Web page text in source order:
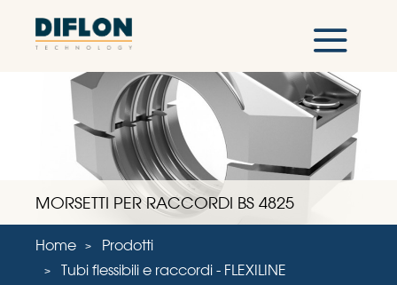
MORSETTI PER RACCORDI BS 4825
Home
Prodotti
Tubi flessibili e raccordi - FLEXILINE